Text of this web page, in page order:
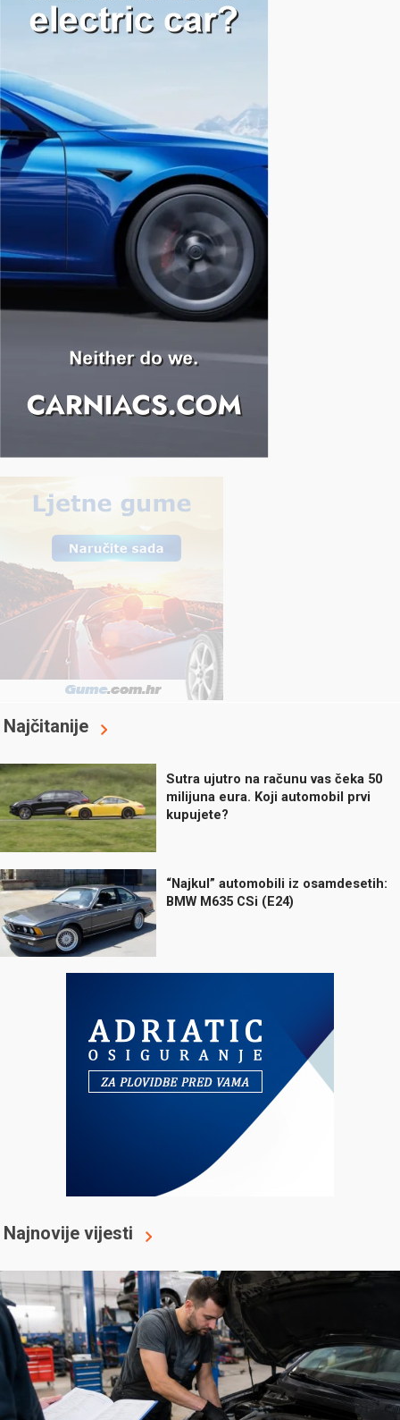
Najčitanije
Sutra ujutro na računu vas čeka 50
milijuna eura. Koji automobil prvi
kupujete?
“Najkul” automobili iz osamdesetih:
BMW M635 CSi (E24)
Najnovije vijesti